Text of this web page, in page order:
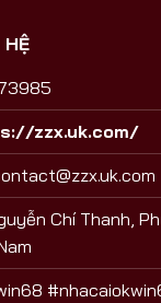
HỆ
zzx.uk.com/
Chí Thanh,